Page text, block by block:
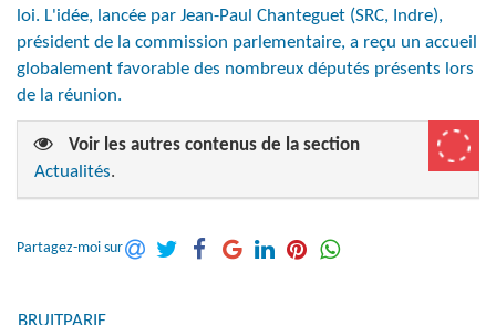
loi. L'idée, lancée par Jean-Paul Chanteguet (SRC, Indre),
président de la commission parlementaire, a reçu un accueil
globalement favorable des nombreux députés présents lors
de la réunion.
Voir les autres contenus de la section
Actualités.
Partagez-moi sur